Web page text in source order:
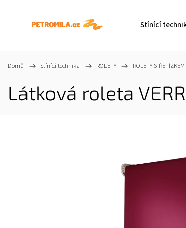
Stínící
Domů / Stínící technika / ROLETY / ROLETY S
Látková roleta